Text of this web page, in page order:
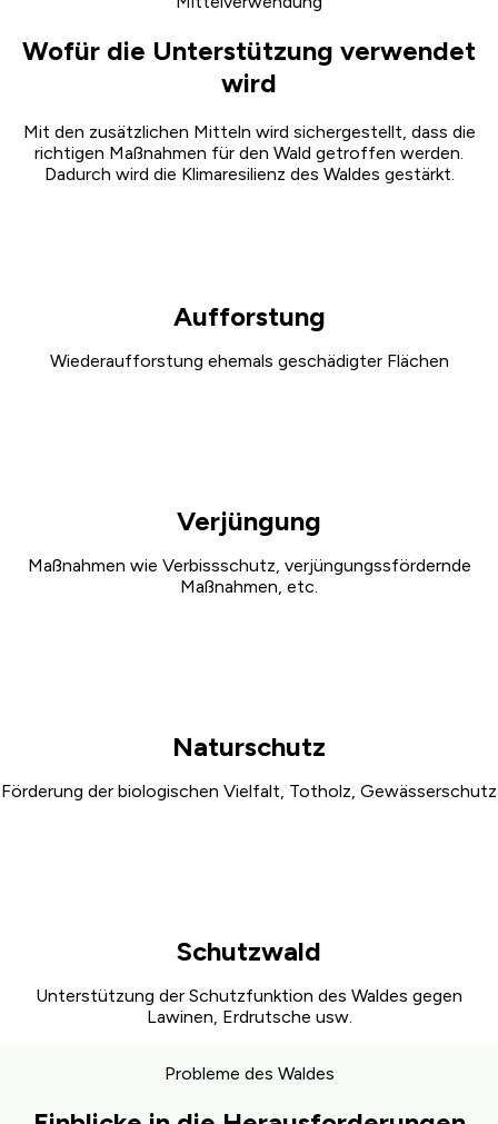
Wofür die Unterstützung verwendet
wird
Mit den zusätzlichen Mitteln wird sichergestellt, dass die
richtigen Maßnahmen für den Wald getroffen werden.
Dadurch wird die Klimaresilienz des Waldes gestärkt.
Aufforstung
Wiederaufforstung ehemals geschädigter Flächen
Verjüngung
Maßnahmen wie Verbissschutz, verjüngungssfördernde
Maßnahmen, etc.
Naturschutz
Förderung der biologischen Vielfalt, Totholz, Gewässerschutz
Schutzwald
Unterstützung der Schutzfunktion des Waldes gegen
Lawinen, Erdrutsche usw.
Probleme des Waldes